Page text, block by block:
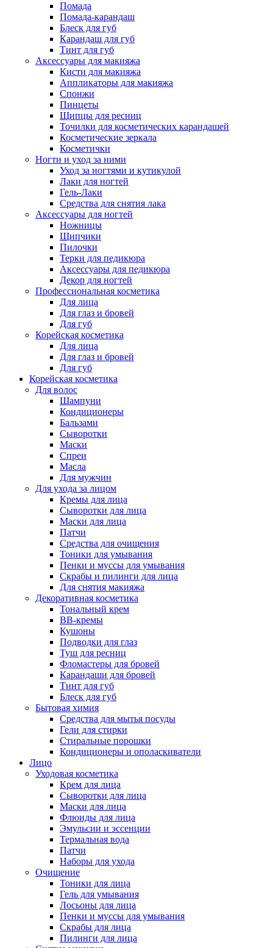
Помада
Помада-карандаш
Блеск для губ
Карандаш для губ
Тинт для губ
Аксессуары для макияжа
Кисти для макияжа
Аппликаторы для макияжа
Спонжи
Пинцеты
Щипцы для ресниц
Точилки для косметических карандашей
Косметические зеркала
Косметички
Ногти и уход за ними
Уход за ногтями и кутикулой
Лаки для ногтей
Гель-Лаки
Средства для снятия лака
Аксессуары для ногтей
Ножницы
Щипчики
Пилочки
Терки для педикюра
Аксессуары для педикюра
Декор для ногтей
Профессиональная косметика
Для лица
Для глаз и бровей
Для губ
Корейская косметика
Для лица
Для глаз и бровей
Для губ
Корейская косметика
Для волос
Шампуни
Кондиционеры
Бальзами
Сыворотки
Маски
Спреи
Масла
Для мужчин
Для ухода за лицом
Кремы для лица
Сыворотки для лица
Маски для лица
Патчи
Средства для очищения
Тоники для умывания
Пенки и муссы для умывания
Скрабы и пилинги для лица
Для снятия макияжа
Декоративная косметика
Тональный крем
BB-кремы
Кушоны
Подводки для глаз
Туш для ресниц
Фломастеры для бровей
Карандаши для бровей
Тинт для губ
Блеск для губ
Бытовая химия
Средства для мытья посуды
Гели для стирки
Стиральные порошки
Кондиционеры и ополаскиватели
Лицо
Уходовая косметика
Крем для лица
Сыворотки для лица
Маски для лица
Флюиды для лица
Эмульсии и эссенции
Термальная вода
Патчи
Наборы для ухода
Очищение
Тоники для лица
Гель для умывания
Лосьоны для лица
Пенки и муссы для умывания
Скрабы для лица
Пилинги для лица